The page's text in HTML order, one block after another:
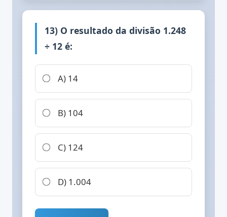
13) O resultado da divisão 1.248
÷ 12 é:
A) 14
B) 104
C) 124
D) 1.004